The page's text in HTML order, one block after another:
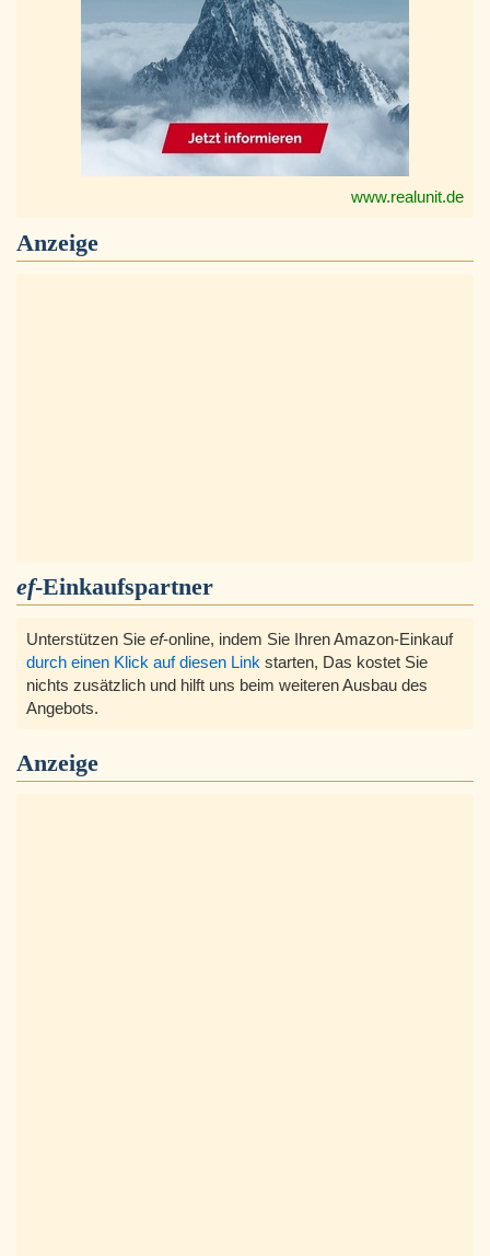
www.realunit.de
Anzeige
ef-Einkaufspartner
Unterstützen Sie ef-online, indem Sie Ihren Amazon-Einkauf
durch einen Klick auf diesen Link starten, Das kostet Sie
nichts zusätzlich und hilft uns beim weiteren Ausbau des
Angebots.
Anzeige